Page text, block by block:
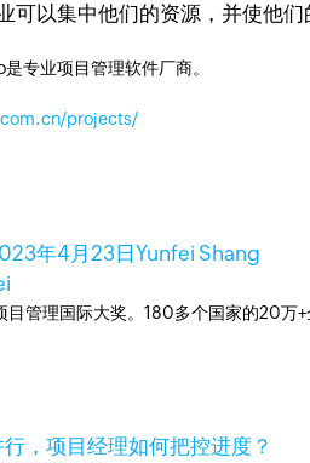
以集中他们的资源，并使他
专业项目管理软件厂商。
projects/
年4月23日Yunfei Shang
管理国际大奖。180多个国家的20
，项目经理如何把控进度？